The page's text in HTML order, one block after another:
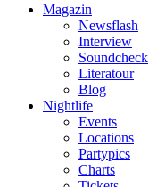
Magazin
Newsflash
Interview
Soundcheck
Literatour
Blog
Nightlife
Events
Locations
Partypics
Charts